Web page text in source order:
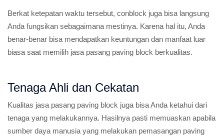
Berkat ketepatan waktu tersebut, conblock juga bisa langsung
Anda fungsikan sebagaimana mestinya. Karena hal itu, Anda
benar-benar bisa mendapatkan keuntungan dan manfaat luar
biasa saat memilih jasa pasang paving block berkualitas.
Tenaga Ahli dan Cekatan
Kualitas jasa pasang paving block juga bisa Anda ketahui dari
tenaga yang melakukannya. Hasilnya pasti memuaskan apabila
sumber daya manusia yang melakukan pemasangan paving